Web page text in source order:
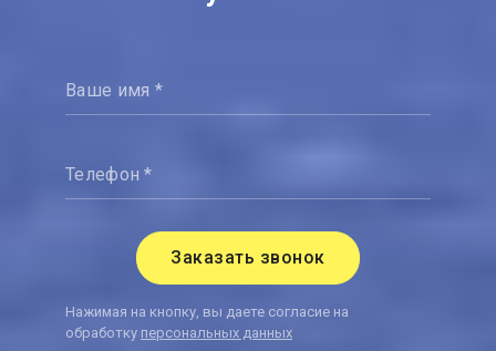
Ваше имя *
Телефон *
Заказать звонок
Нажимая на кнопку, вы даете согласие на
обработку персональных данных